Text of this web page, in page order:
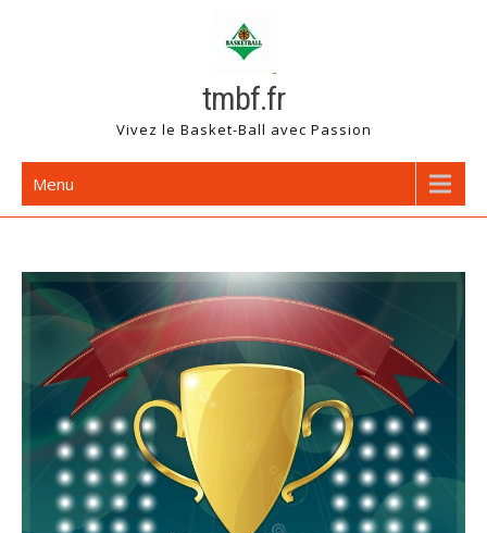
tmbf.fr
Vivez le Basket-Ball avec Passion
Menu